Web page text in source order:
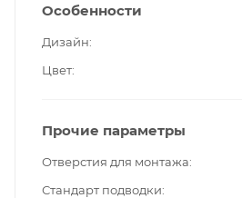
Особенности
Дизайн
Цвет
Прочие параметры
Отверстия для монтажа
Стандарт подводки